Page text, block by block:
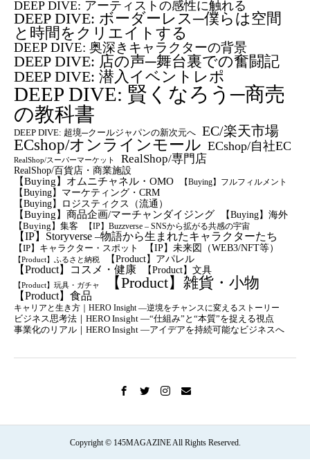
DEEP DIVE: アーティストの感性に触れる
DEEP DIVE: ボーダーレス─僕らは空間
と時間をクリエイトする
DEEP DIVE: 奥深きキャラクターの背景
DEEP DIVE: 店の声─舞台裏での奮闘記
DEEP DIVE: 潜入イベントレポ
DEEP DIVE: 賢くなろう─商売
の教科書
DEEP DIVE: 超境─クールジャパンの新次元へ EC/楽天市場
ECshop/オンラインモール ECshop/自社EC
RealShop/スーパーマーケット RealShop/専門店
RealShop/百貨店・商業施設
【Buying】オムニチャネル・OMO
【Buying】フルフィルメント
【Buying】マーケティング・CRM
【buying】ロジスティクス（流通）
【Buying】商品企画/マーチャンダイジング 【Buying】海外
【Buying】集客 【IP】Buzzverse – SNSから拡がる共感の宇宙
【IP】Storyverse –物語から生まれたキャラクターたち
【IP】キャラクター・スポット 【IP】未来図（WEB3/NFT等）
【Product】ふるさと納税 【Product】アパレル
【Product】コスメ・健康 【Product】文具
【Product】玩具・ガチャ 【Product】雑貨・小物
【Product】食品
キャリアと生き方｜HERO Insight —逆境をチャンスに変えるストーリー
ビジネス思考法｜HERO Insight —“仕組み”と“本質”を捉える視点
事業化のリアル｜HERO Insight —アイデアを持続可能なビジネスへ
Copyright © 145MAGAZINE All Rights Reserved.